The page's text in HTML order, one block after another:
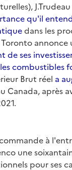
qu'il
dans les
annonce
de ses
combustibles
Brut réel a
Canada, après
à
une
pour ses